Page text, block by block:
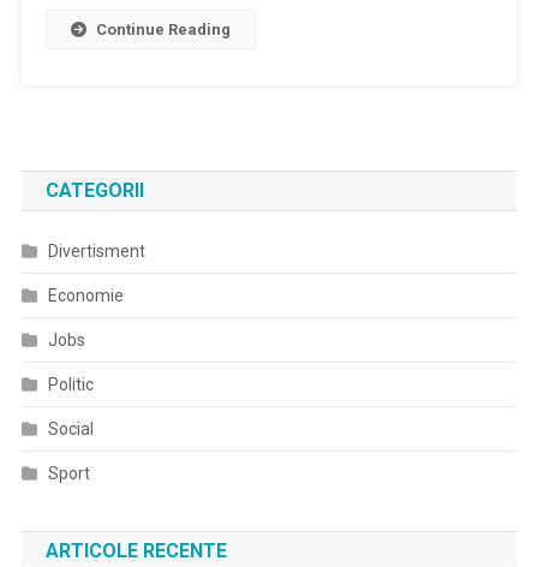
Continue Reading
CATEGORII
Divertisment
Economie
Jobs
Politic
Social
Sport
ARTICOLE RECENTE